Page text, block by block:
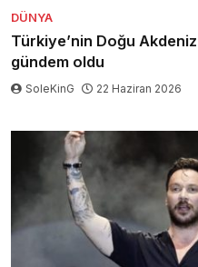
DÜNYA
Türkiye’nin Doğu Akdeniz
gündem oldu
SoleKinG 22 Haziran 2026